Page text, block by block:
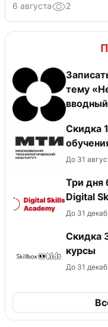
6 августа 2
тему
Скидка
До 31
Три дня
Digital
До 31
Скидка
курсы
До 31